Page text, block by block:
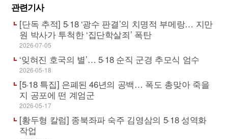
관련기사
[단독 추적] 5·18 ‘광수 판결’의 치명적 부메랑… 지만
원 박사가 투척한 ‘집단학살죄’ 폭탄
2026-07-05
‘잊혀진 호국의 별’… 5·18 순직 군경 추모식 엄수
2026-05-18
[5·18 특집] 은폐된 46년의 공백… 폭도 총맞아 죽을
지 공포에 떤 계엄군
2026-05-17
[황두형 칼럼] 종북좌파 숙주 김영삼의 5·18 성역화
작업